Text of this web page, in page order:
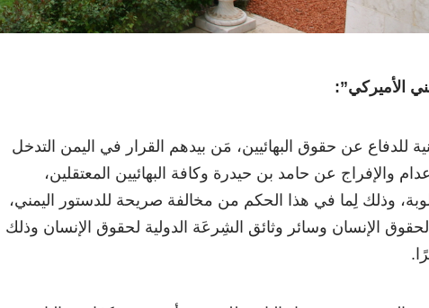
الأميركي”:
للدفاع عن حقوق البهائيين، مَن بيدهم القرار في اليمن التدخل
والإفراج عن حامد بن حيدرة وكافة البهائيين المعتقلين،
وذلك لِما في هذا الحكم من مخالفة صريحة للدستور اليمني،
الإنسان وسائر وثائق الشِرعَة الدولية لحقوق الإنسان وذلك